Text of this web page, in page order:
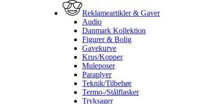
Reklameartikler & Gaver
Audio
Danmark Kollektion
Figurer & Bolig
Gavekurve
Krus/Kopper
Muleposer
Paraplyer
Teknik/Tilbehør
Termo-/Stålflasker
Tryksager